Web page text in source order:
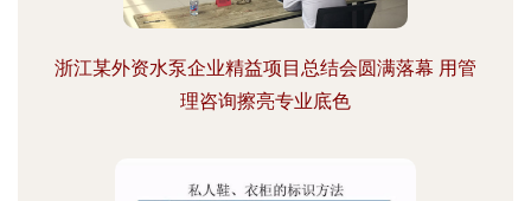
浙江某外资水泵企业精益项目总结会圆满落幕 用管
理咨询擦亮专业底色